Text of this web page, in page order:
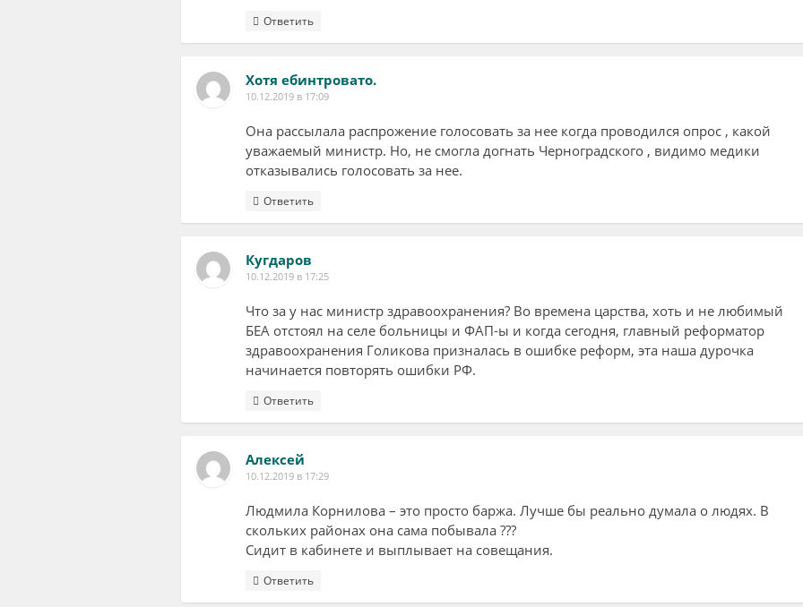
Ответить
Хотя ебинтровато.
10.12.2019 в 17:09
Она рассылала распрожение голосовать за нее когда проводился опрос , какой
уважаемый министр. Но, не смогла догнать Черноградского , видимо медики
отказывались голосовать за нее.
Ответить
Кугдаров
10.12.2019 в 17:25
Что за у нас министр здравоохранения? Во времена царства, хоть и не любимый
БЕА отстоял на селе больницы и ФАП-ы и когда сегодня, главный реформатор
здравоохранения Голикова призналась в ошибке реформ, эта наша дурочка
начинается повторять ошибки РФ.
Ответить
Алексей
10.12.2019 в 17:29
Людмила Корнилова – это просто баржа. Лучше бы реально думала о людях. В
скольких районах она сама побывала ???
Сидит в кабинете и выплывает на совещания.
Ответить